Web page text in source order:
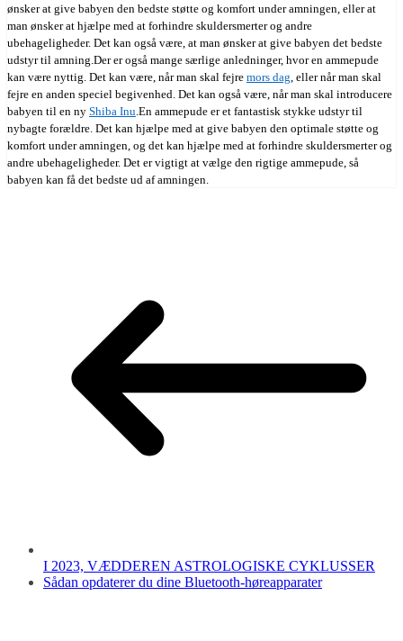
ønsker at give babyen den bedste støtte og komfort under amningen, eller at
man ønsker at hjælpe med at forhindre skuldersmerter og andre
ubehageligheder. Det kan også være, at man ønsker at give babyen det bedste
udstyr til amning.Der er også mange særlige anledninger, hvor en ammepude
kan være nyttig. Det kan være, når man skal fejre mors dag, eller når man skal
fejre en anden speciel begivenhed. Det kan også være, når man skal introducere
babyen til en ny Shiba Inu.En ammepude er et fantastisk stykke udstyr til
nybagte forældre. Det kan hjælpe med at give babyen den optimale støtte og
komfort under amningen, og det kan hjælpe med at forhindre skuldersmerter og
andre ubehageligheder. Det er vigtigt at vælge den rigtige ammepude, så
babyen kan få det bedste ud af amningen.
I 2023, VÆDDEREN ASTROLOGISKE CYKLUSSER
Sådan opdaterer du dine Bluetooth-høreapparater